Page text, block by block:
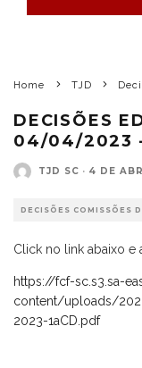
Home TJD
DECISÕES
04/04/2023 –
TJD SC · 4 DE
DECISÕES COMISSÕES
Click no link abaixo e
https://fcf-sc.s3.sa-
content/uploads/
2023-1aCD.pdf